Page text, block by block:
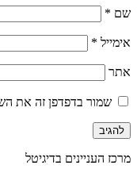
שם *
אימייל *
אתר
שמור בדפדפן זה את
מרכז העניינים בדיגיטל